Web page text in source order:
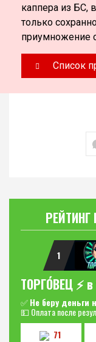
каппера из БС,
только
приумножение
Список
1
ТОРГО́ВЕЦ ⚡️
✅Не беру деньги
💵 Оплата после
71